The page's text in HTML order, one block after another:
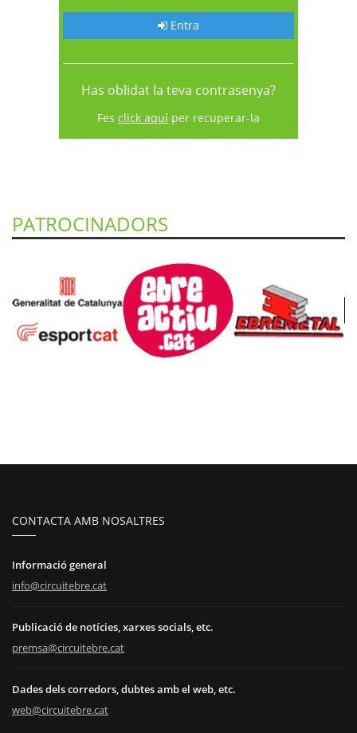
Entra
Has oblidat la teva contrasenya?
Fes click aquí per recuperar-la
PATROCINADORS
CONTACTA AMB NOSALTRES
Informació general
info@circuitebre.cat
Publicació de notícies, xarxes socials, etc.
premsa@circuitebre.cat
Dades dels corredors, dubtes amb el web, etc.
web@circuitebre.cat